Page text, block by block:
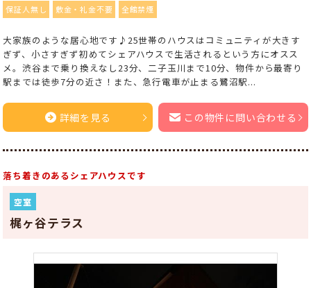
保証人無し
敷金・礼金不要 全館禁煙
大家族のような居心地です♪25世帯のハウスはコミュニティが大きす
ぎず、小さすぎず初めてシェアハウスで生活されるという方にオスス
メ。渋谷まで乗り換えなし23分、二子玉川まで10分、物件から最寄り
駅までは徒歩7分の近さ！また、急行電車が止まる鷺沼駅...
詳細を見る この物件に問い合わせる
落ち着きのあるシェアハウスです
空室
梶ヶ谷テラス